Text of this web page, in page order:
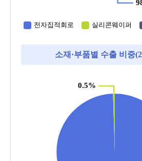
소재·부품별 수출 비중